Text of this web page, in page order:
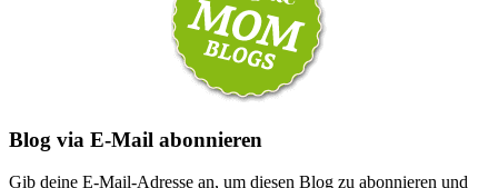
Blog via E-Mail abonnieren
Gib deine E-Mail-Adresse an, um diesen Blog zu abonnieren und